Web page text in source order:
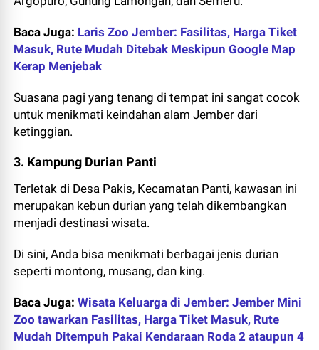
Baca Juga: Laris Zoo Jember: Fasilitas, Harga Tiket
Masuk, Rute Mudah Ditebak Meskipun Google Map
Kerap Menjebak
Suasana pagi yang tenang di tempat ini sangat cocok
untuk menikmati keindahan alam Jember dari
ketinggian.
3. Kampung Durian Panti
Terletak di Desa Pakis, Kecamatan Panti, kawasan ini
merupakan kebun durian yang telah dikembangkan
menjadi destinasi wisata.
Di sini, Anda bisa menikmati berbagai jenis durian
seperti montong, musang, dan king.
Baca Juga:Wisata Keluarga di Jember: Jember Mini
Zoo tawarkan Fasilitas, Harga Tiket Masuk, Rute
Mudah Ditempuh Pakai Kendaraan Roda 2 ataupun 4